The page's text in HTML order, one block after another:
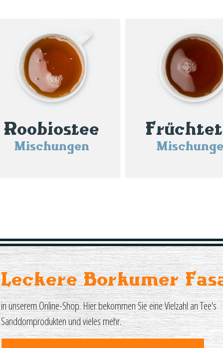
Roobiostee
Mischungen
Leckere Borkumer
in unserem Online-Shop. Hier bekommen Sie eine Vielzahl an Tee's
Sanddornprodukten und vieles mehr.